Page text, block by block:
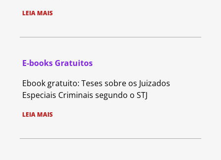
LEIA MAIS
E-books Gratuitos
Ebook gratuito: Teses sobre os Juizados
Especiais Criminais segundo o STJ
LEIA MAIS